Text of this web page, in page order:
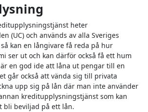
heter
(UC) och används av alla Sveriges
så kan en långivare få reda på hur
ser ut och kan därför också få ett hum
en god ide att låna ut pengar till en
går också att vända sig till privata
upp sig på lån där man inte använder
kreditupplysningstjänst som kan
bli beviljad på ett lån.